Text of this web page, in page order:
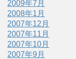
2009年7月
2008年1月
2007年12月
2007年11月
2007年10月
2007年9月